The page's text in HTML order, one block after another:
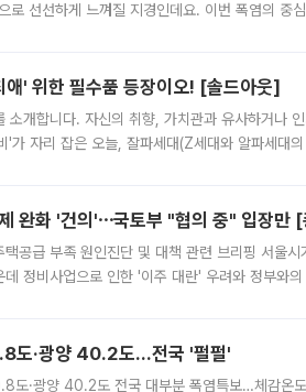
로 선선하게 느껴질 지경인데요. 이번 폭염의 중
' 위한 필수품 등장이오! [솔드아웃]
소개합니다. 자신의 취향, 가치관과 유사하거나
자리 잡은 오늘, 잘파세대(Z세대와 알파세대
완화 '건의'⋯국토부 "협의 중" 입장만
공급 부족 원인진단 및 대책 관련 브리핑 서울시
정비사업으로 인한 '이주 대란' 우려와 정부와
도·광양 40.2도…전국 '펄펄'
도·광양 40.2도 전국 대부분 폭염특보…체감온